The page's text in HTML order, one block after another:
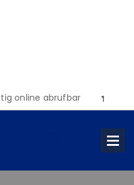
online abrufbar